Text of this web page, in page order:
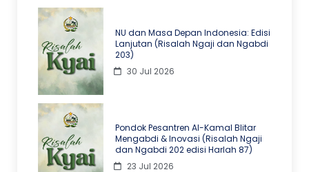
NU dan Masa Depan Indonesia: Edisi
Lanjutan (Risalah Ngaji dan Ngabdi
203)
30 Jul 2026
Pondok Pesantren Al-Kamal Blitar
Mengabdi & Inovasi (Risalah Ngaji
dan Ngabdi 202 edisi Harlah 87)
23 Jul 2026